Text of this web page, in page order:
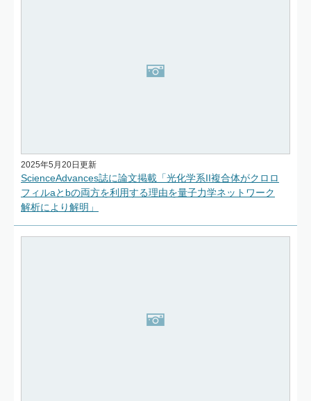
2025年5月20日更新
ScienceAdvances誌に論文掲載「光化学系II複合体がクロロ
フィルaとbの両方を利用する理由を量子力学ネットワーク
解析により解明」